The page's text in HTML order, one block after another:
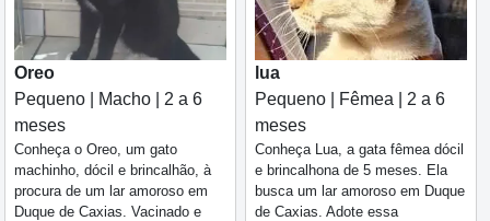
Oreo
Pequeno | Macho | 2 a 6
meses
Conheça o Oreo, um gato
machinho, dócil e brincalhão, à
procura de um lar amoroso em
Duque de Caxias. Vacinado e
lua
Pequeno | Fêmea | 2 a 6
meses
Conheça Lua, a gata fêmea dócil
e brincalhona de 5 meses. Ela
busca um lar amoroso em Duque
de Caxias. Adote essa